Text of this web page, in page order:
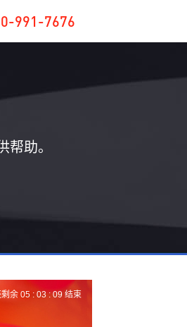
991-7676
助。
余 05 : 03 :08 结束